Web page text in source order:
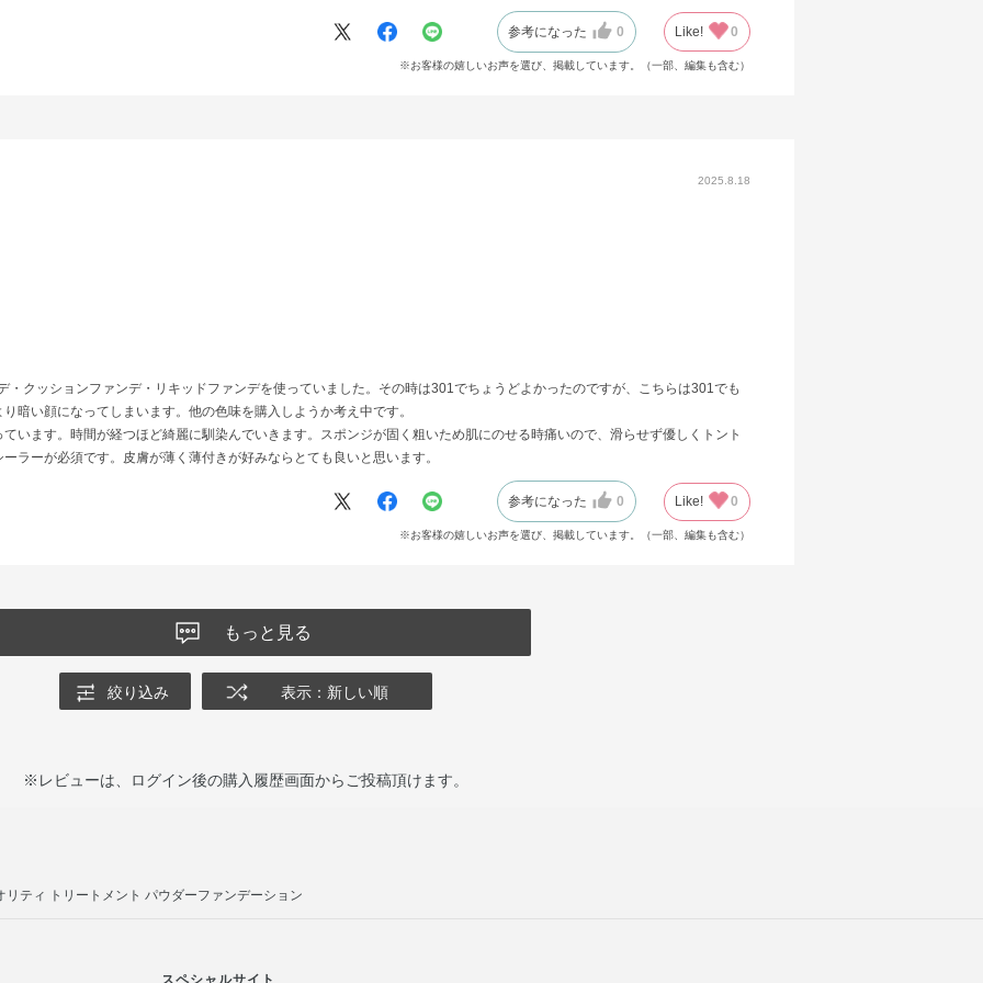
参考になった 0 Like! 0
※お客様の嬉しいお声を選び、掲載しています。（一部、編集も含む）
2025.8.18
・クッションファンデ・リキッドファンデを使っていました。その時は301でちょうどよかったのですが、こちらは301でも
暗い顔になってしまいます。他の色味を購入しようか考え中です。
います。時間が経つほど綺麗に馴染んでいきます。スポンジが固く粗いため肌にのせる時痛いので、滑らせず優しくトント
ラーが必須です。皮膚が薄く薄付きが好みならとても良いと思います。
参考になった 0 Like! 0
※お客様の嬉しいお声を選び、掲載しています。（一部、編集も含む）
もっと見る
絞り込み 表示：新しい順
※レビューは、ログイン後の購入履歴画面からご投稿頂けます。
リティ トリートメント パウダーファンデーション